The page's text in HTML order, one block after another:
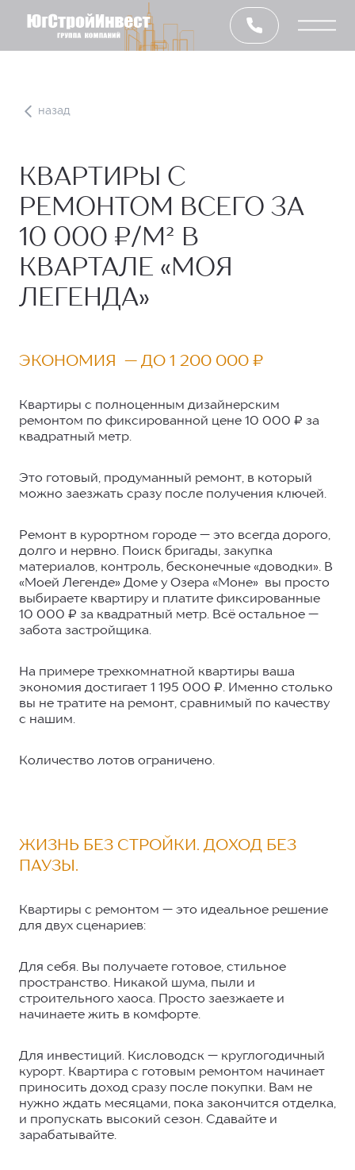
назад
КВАРТИРЫ С
РЕМОНТОМ ВСЕГО ЗА
10 000 ₽/М² В
КВАРТАЛЕ «МОЯ
ЛЕГЕНДА»
ЭКОНОМИЯ — ДО 1 200 000 ₽
Квартиры с полноценным дизайнерским
ремонтом по фиксированной цене 10 000 ₽ за
квадратный метр.
Это готовый, продуманный ремонт, в который
можно заезжать сразу после получения ключей.
Ремонт в курортном городе — это всегда дорого,
долго и нервно. Поиск бригады, закупка
материалов, контроль, бесконечные «доводки». В
«Моей Легенде» Доме у Озера «Моне» вы просто
выбираете квартиру и платите фиксированные
10 000 ₽ за квадратный метр. Всё остальное —
забота застройщика.
На примере трехкомнатной квартиры ваша
экономия достигает 1 195 000 ₽. Именно столько
вы не тратите на ремонт, сравнимый по качеству
с нашим.
Количество лотов ограничено.
ЖИЗНЬ БЕЗ СТРОЙКИ. ДОХОД БЕЗ
ПАУЗЫ.
Квартиры с ремонтом — это идеальное решение
для двух сценариев:
Для себя. Вы получаете готовое, стильное
пространство. Никакой шума, пыли и
строительного хаоса. Просто заезжаете и
начинаете жить в комфорте.
Для инвестиций. Кисловодск — круглогодичный
курорт. Квартира с готовым ремонтом начинает
приносить доход сразу после покупки. Вам не
нужно ждать месяцами, пока закончится отделка,
и пропускать высокий сезон. Сдавайте и
зарабатывайте.